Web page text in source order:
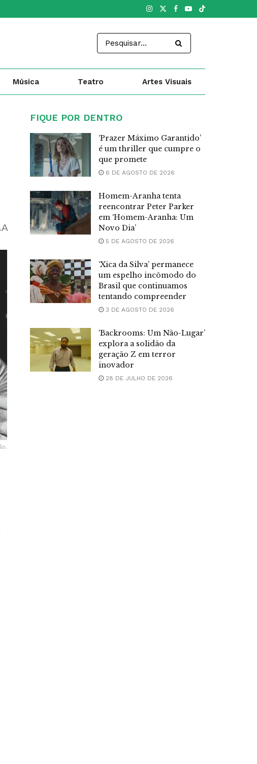
Música Teatro Artes Visuais
A
FIQUE POR DENTRO
‘Prazer Máximo Garantido’
é um thriller que cumpre o
que promete
6 DE AGOSTO DE 2026
Homem-Aranha tenta
reencontrar Peter Parker
em ‘Homem-Aranha: Um
Novo Dia’
5 DE AGOSTO DE 2026
‘Xica da Silva’ permanece
um espelho incômodo do
Brasil que continuamos
tentando compreender
3 DE AGOSTO DE 2026
‘Backrooms: Um Não-Lugar’
explora a solidão da
geração Z em terror
inovador
28 DE JULHO DE 2026